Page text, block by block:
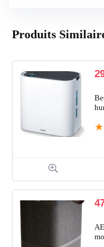
Produits
★